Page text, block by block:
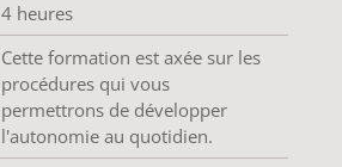
4 heures
Cette formation est axée sur les
procédures qui vous
permettrons de développer
l'autonomie au quotidien.